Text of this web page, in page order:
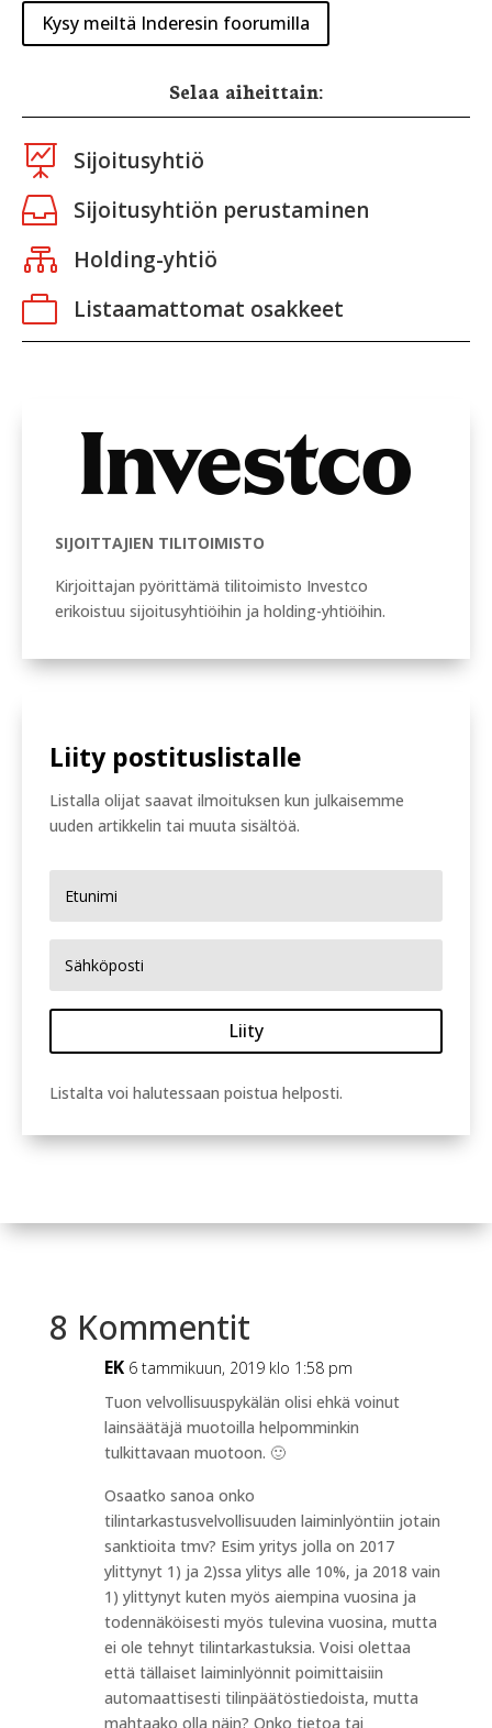
Kysy meiltä Inderesin foorumilla
Selaa aiheittain:
 Sijoitusyhtiö
 Sijoitusyhtiön perustaminen
 Holding-yhtiö
 Listaamattomat osakkeet
SIJOITTAJIEN TILITOIMISTO
Kirjoittajan pyörittämä tilitoimisto Investco
erikoistuu sijoitusyhtiöihin ja holding-yhtiöihin.
Liity postituslistalle
Listalla olijat saavat ilmoituksen kun julkaisemme
uuden artikkelin tai muuta sisältöä.
Liity
Listalta voi halutessaan poistua helposti.
8 Kommentit
EK 6 tammikuun, 2019 klo 1:58 pm
Tuon velvollisuuspykälän olisi ehkä voinut
lainsäätäjä muotoilla helpomminkin
tulkittavaan muotoon. 🙂
Osaatko sanoa onko
tilintarkastusvelvollisuuden laiminlyöntiin jotain
sanktioita tmv? Esim yritys jolla on 2017
ylittynyt 1) ja 2)ssa ylitys alle 10%, ja 2018 vain
1) ylittynyt kuten myös aiempina vuosina ja
todennäköisesti myös tulevina vuosina, mutta
ei ole tehnyt tilintarkastuksia. Voisi olettaa
että tällaiset laiminlyönnit poimittaisiin
automaattisesti tilinpäätöstiedoista, mutta
mahtaako olla näin? Onko tietoa tai